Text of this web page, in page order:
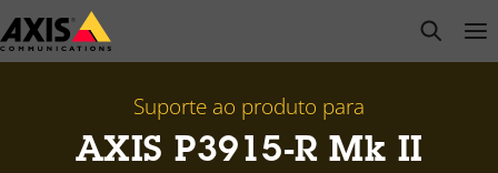
Pular
para
open
Suporte ao produto para
AXIS P3915-R Mk II